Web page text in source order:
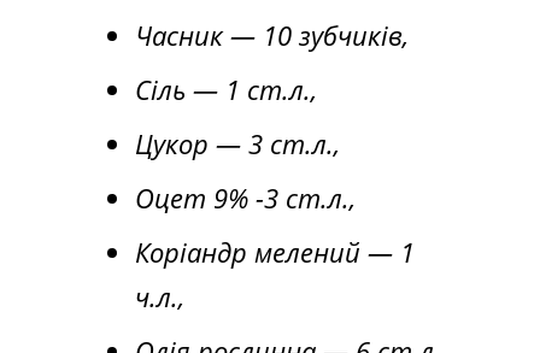
Часник — 10 зубчиків,
Сіль — 1 ст.л.,
Цукор — 3 ст.л.,
Оцет 9% -3 ст.л.,
Коріандр мелений — 1
ч.л.,